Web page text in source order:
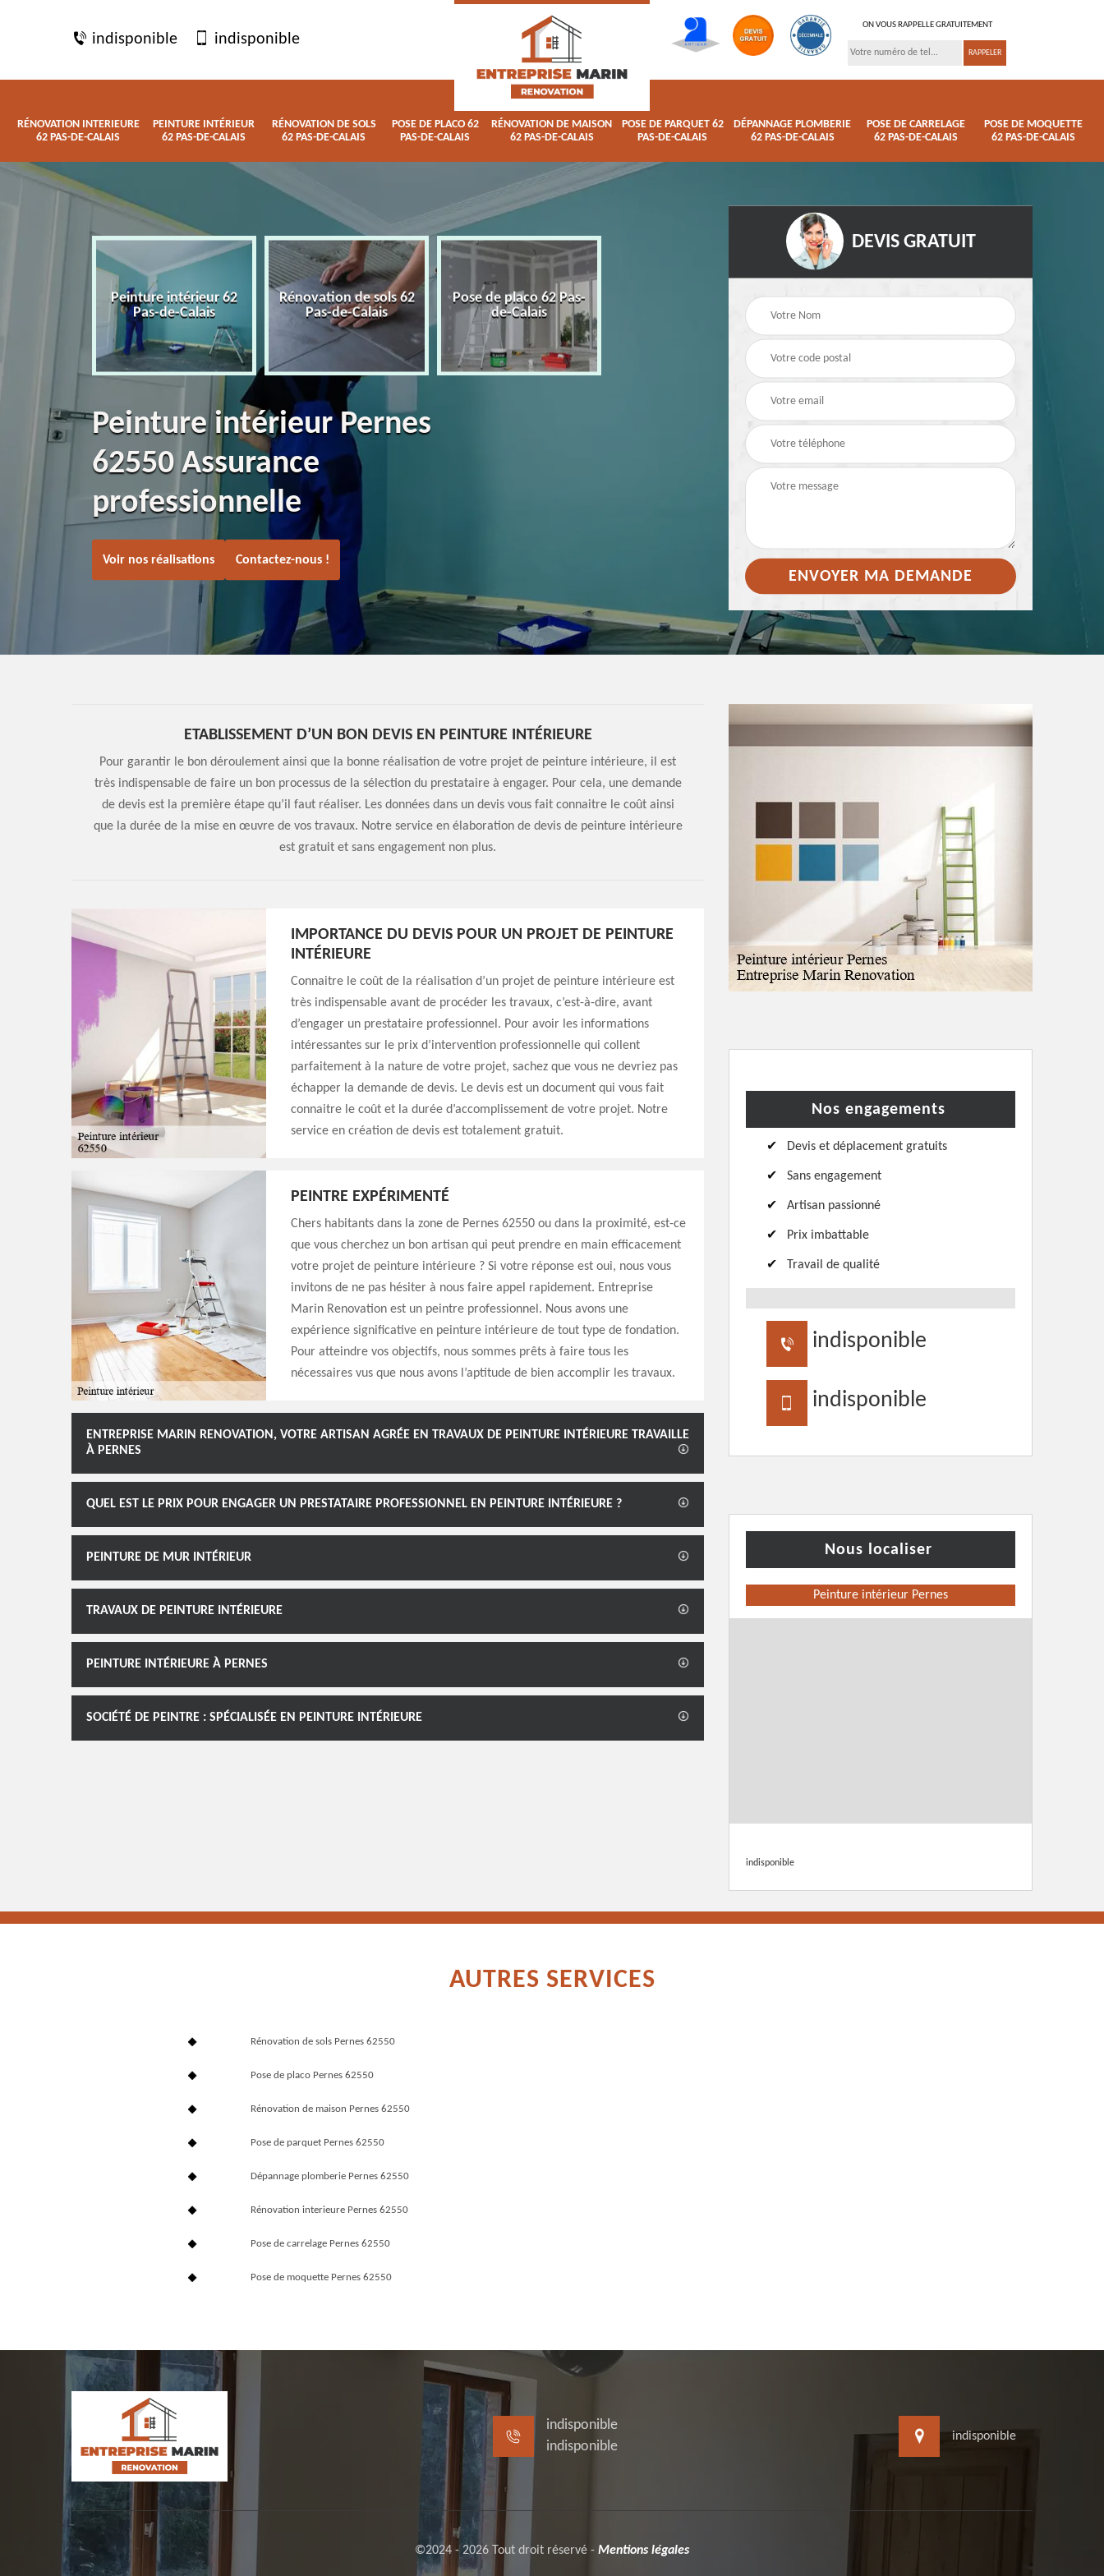
indisponible indisponible
ON VOUS RAPPELLE GRATUITEMENT
RÉNOVATION INTERIEURE
62 PAS-DE-CALAIS
PEINTURE INTÉRIEUR
62 PAS-DE-CALAIS
RÉNOVATION DE SOLS
62 PAS-DE-CALAIS
POSE DE PLACO 62
PAS-DE-CALAIS
RÉNOVATION DE MAISON
62 PAS-DE-CALAIS
POSE DE PARQUET 62
PAS-DE-CALAIS
DÉPANNAGE PLOMBERIE
62 PAS-DE-CALAIS
POSE DE CARRELAGE
62 PAS-DE-CALAIS
POSE DE MOQUETTE
62 PAS-DE-CALAIS
Peinture intérieur 62
Pas-de-Calais
Rénovation de sols 62
Pas-de-Calais
Pose de placo 62 Pas-
de-Calais
Rénovation de maison
Pose de parquet 62
Dépannage
62 Pas-de-Calais
Peinture intérieur Pernes
62550 Assurance
professionnelle
Voir nos réalisations Contactez-nous !
DEVIS GRATUIT
ETABLISSEMENT D’UN BON DEVIS EN PEINTURE INTÉRIEURE
Pour garantir le bon déroulement ainsi que la bonne réalisation de votre projet de peinture intérieure, il est
très indispensable de faire un bon processus de la sélection du prestataire à engager. Pour cela, une demande
de devis est la première étape qu’il faut réaliser. Les données dans un devis vous fait connaitre le coût ainsi
que la durée de la mise en œuvre de vos travaux. Notre service en élaboration de devis de peinture intérieure
est gratuit et sans engagement non plus.
IMPORTANCE DU DEVIS POUR UN PROJET DE PEINTURE
INTÉRIEURE
Connaitre le coût de la réalisation d’un projet de peinture intérieure est
très indispensable avant de procéder les travaux, c’est-à-dire, avant
d’engager un prestataire professionnel. Pour avoir les informations
intéressantes sur le prix d’intervention professionnelle qui collent
parfaitement à la nature de votre projet, sachez que vous ne devriez pas
échapper la demande de devis. Le devis est un document qui vous fait
connaitre le coût et la durée d’accomplissement de votre projet. Notre
service en création de devis est totalement gratuit.
PEINTRE EXPÉRIMENTÉ
Chers habitants dans la zone de Pernes 62550 ou dans la proximité, est-ce
que vous cherchez un bon artisan qui peut prendre en main efficacement
votre projet de peinture intérieure ? Si votre réponse est oui, nous vous
invitons de ne pas hésiter à nous faire appel rapidement. Entreprise
Marin Renovation est un peintre professionnel. Nous avons une
expérience significative en peinture intérieure de tout type de fondation.
Pour atteindre vos objectifs, nous sommes prêts à faire tous les
nécessaires vus que nous avons l’aptitude de bien accomplir les travaux.
ENTREPRISE MARIN RENOVATION, VOTRE ARTISAN AGRÉE EN TRAVAUX DE PEINTURE INTÉRIEURE TRAVAILLE
À PERNES
QUEL EST LE PRIX POUR ENGAGER UN PRESTATAIRE PROFESSIONNEL EN PEINTURE INTÉRIEURE ?
PEINTURE DE MUR INTÉRIEUR
TRAVAUX DE PEINTURE INTÉRIEURE
PEINTURE INTÉRIEURE À PERNES
SOCIÉTÉ DE PEINTRE : SPÉCIALISÉE EN PEINTURE INTÉRIEURE
Nos engagements
Devis et déplacement gratuits
Sans engagement
Artisan passionné
Prix imbattable
Travail de qualité
indisponible
indisponible
Nous localiser
Peinture intérieur Pernes
indisponible
AUTRES SERVICES
Rénovation de sols Pernes 62550
Pose de placo Pernes 62550
Rénovation de maison Pernes 62550
Pose de parquet Pernes 62550
Dépannage plomberie Pernes 62550
Rénovation interieure Pernes 62550
Pose de carrelage Pernes 62550
Pose de moquette Pernes 62550
indisponible
indisponible
indisponible
©2024 - 2026 Tout droit réservé - Mentions légales